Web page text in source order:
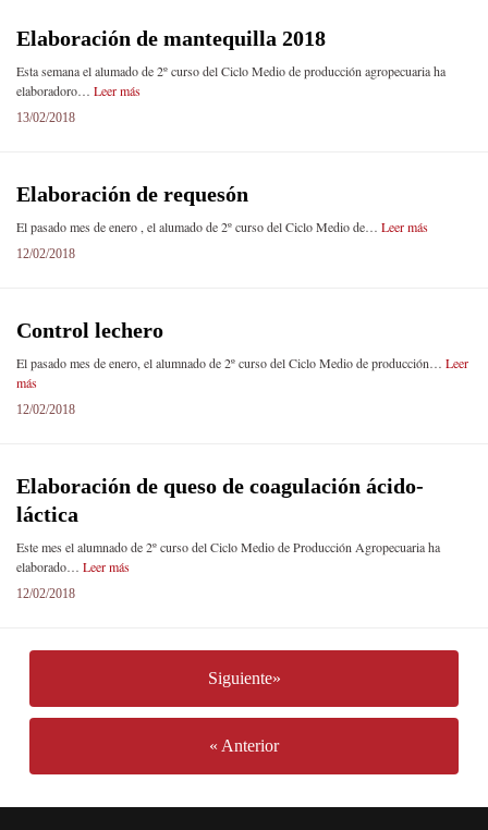
Elaboración de mantequilla 2018
Esta semana el alumado de 2º curso del Ciclo Medio de producción agropecuaria ha
elaboradoro… Leer más
13/02/2018
Elaboración de requesón
El pasado mes de enero , el alumado de 2º curso del Ciclo Medio de… Leer más
12/02/2018
Control lechero
El pasado mes de enero, el alumnado de 2º curso del Ciclo Medio de producción… Leer
más
12/02/2018
Elaboración de queso de coagulación ácido-
láctica
Este mes el alumnado de 2º curso del Ciclo Medio de Producción Agropecuaria ha
elaborado… Leer más
12/02/2018
Siguiente»
« Anterior